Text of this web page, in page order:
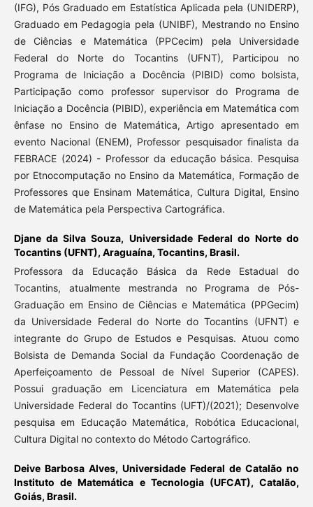
(IFG), Pós Graduado em Estatística Aplicada pela (UNIDERP),
Graduado em Pedagogia pela (UNIBF), Mestrando no Ensino
de Ciências e Matemática (PPCecim) pela Universidade
Federal do Norte do Tocantins (UFNT), Participou no
Programa de Iniciação a Docência (PIBID) como bolsista,
Participação como professor supervisor do Programa de
Iniciação a Docência (PIBID), experiência em Matemática com
ênfase no Ensino de Matemática, Artigo apresentado em
evento Nacional (ENEM), Professor pesquisador finalista da
FEBRACE (2024) - Professor da educação básica. Pesquisa
por Etnocomputação no Ensino da Matemática, Formação de
Professores que Ensinam Matemática, Cultura Digital, Ensino
de Matemática pela Perspectiva Cartográfica.
Djane da Silva Souza, Universidade Federal do Norte do
Tocantins (UFNT), Araguaína, Tocantins, Brasil.
Professora da Educação Básica da Rede Estadual do
Tocantins, atualmente mestranda no Programa de Pós-
Graduação em Ensino de Ciências e Matemática (PPGecim)
da Universidade Federal do Norte do Tocantins (UFNT) e
integrante do Grupo de Estudos e Pesquisas. Atuou como
Bolsista de Demanda Social da Fundação Coordenação de
Aperfeiçoamento de Pessoal de Nível Superior (CAPES).
Possui graduação em Licenciatura em Matemática pela
Universidade Federal do Tocantins (UFT)/(2021); Desenvolve
pesquisa em Educação Matemática, Robótica Educacional,
Cultura Digital no contexto do Método Cartográfico.
Deive Barbosa Alves, Universidade Federal de Catalão no
Instituto de Matemática e Tecnologia (UFCAT), Catalão,
Goiás, Brasil.